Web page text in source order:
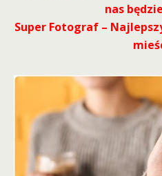
nas
Super Fotograf –